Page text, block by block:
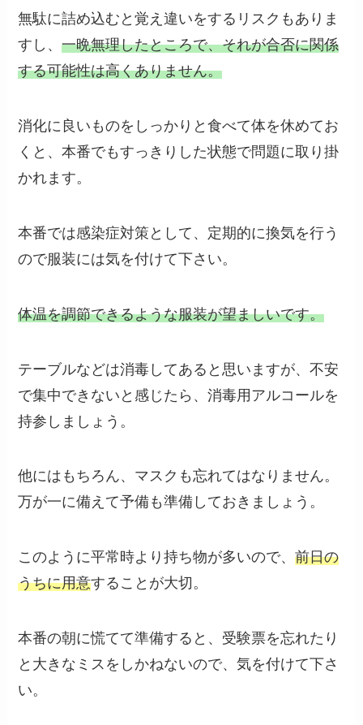
無駄に詰め込むと覚え違いをするリスクもありま
すし、一晩無理したところで、それが合否に関係
する可能性は高くありません。
消化に良いものをしっかりと食べて体を休めてお
くと、本番でもすっきりした状態で問題に取り掛
かれます。
本番では感染症対策として、定期的に換気を行う
ので服装には気を付けて下さい。
体温を調節できるような服装が望ましいです。
テーブルなどは消毒してあると思いますが、不安
で集中できないと感じたら、消毒用アルコールを
持参しましょう。
他にはもちろん、マスクも忘れてはなりません。
万が一に備えて予備も準備しておきましょう。
このように平常時より持ち物が多いので、前日の
うちに用意することが大切。
本番の朝に慌てて準備すると、受験票を忘れたり
と大きなミスをしかねないので、気を付けて下さ
い。